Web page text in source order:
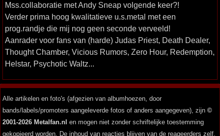
Mss.collaboratie met Andy Sneap volgende keer?!
Verder prima hoog kwalitatieve u.s.metal met een
prog.randje die mij nog geen seconde verveeld!
Aanrader voor fans van (harde) Judas Priest, Death Dealer,
Thought Chamber, Vicious Rumors, Zero Hour, Redemption,
Helstar, Psychotic Waltz...
Alle artikelen en foto's (afgezien van albumhoezen, door
bands/labels/promoters aangeleverde fotos of anders aangegeven), zijn ©
2001-2026 Metalfan.nl en mogen niet zonder schriftelijke toestemming
gekopieerd worden. De inhoud van reacties blijven van de reageerders zelf.